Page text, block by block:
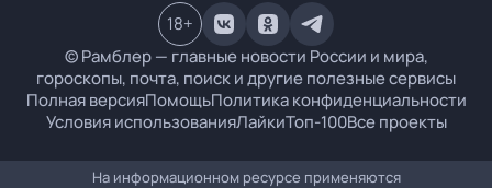
© Рамблер — главные новости России и мира,
гороскопы, почта, поиск и другие полезные сервисы
Полная версияПомощьПолитика конфиденциальности
Условия использованияЛайкиТоп-100Все проекты
18+
На информационном ресурсе применяются